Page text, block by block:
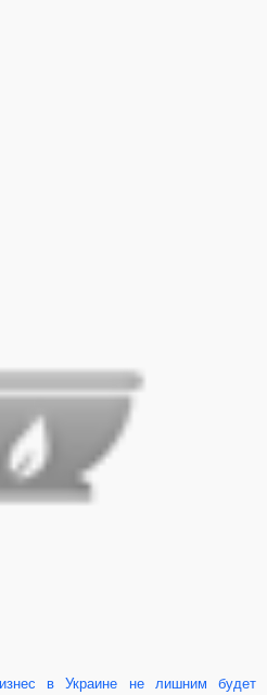
в Украине не лишним будет